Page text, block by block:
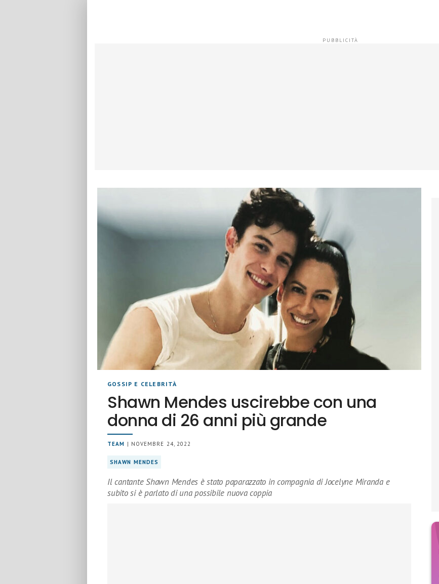
GOSSIP E CELEBRITÀ
Shawn Mendes uscirebbe con una
donna di 26 anni più grande
TEAM | NOVEMBRE 24, 2022
SHAWN MENDES
Il cantante Shawn Mendes è stato paparazzato in compagnia di Jocelyne Miranda e
subito si è parlato di una possibile nuova coppia